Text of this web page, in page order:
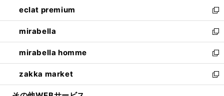
く
で
開
く
ド
ウ
で
開
く
ィ
ン
ド
ウ
で
開
く
い
ウ
ィ
ン
ド
ウ
で
開
eclat premium
新
し
い
ウ
ィ
ン
ド
ウ
mirabella
新
し
い
ウ
ィ
ン
mirabella homme
新
し
い
ウ
zakka market
新
し